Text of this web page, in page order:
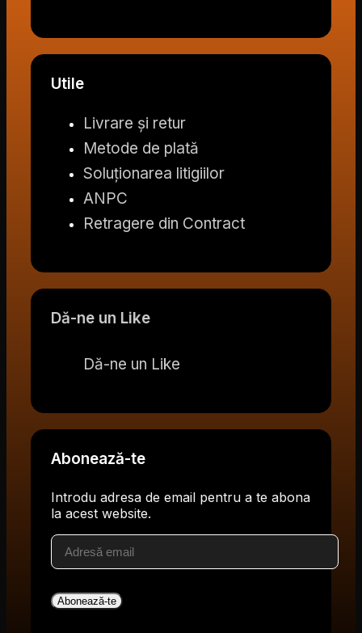
Utile
Livrare și retur
Metode de plată
Soluționarea litigiilor
ANPC
Retragere din Contract
Dă-ne un Like
Dă-ne un Like
Abonează-te
Introdu adresa de email pentru a te abona
la acest website.
Adresă
email
Abonează-te